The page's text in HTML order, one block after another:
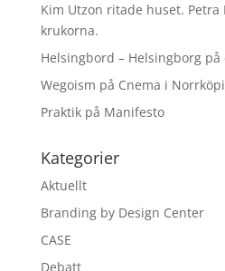
Kim Utzon ritade huset.
krukorna.
Helsingbord – Helsingborg
Wegoism på Cnema i
Praktik på Manifesto
Kategorier
Aktuellt
Branding by Design Center
CASE
Debatt